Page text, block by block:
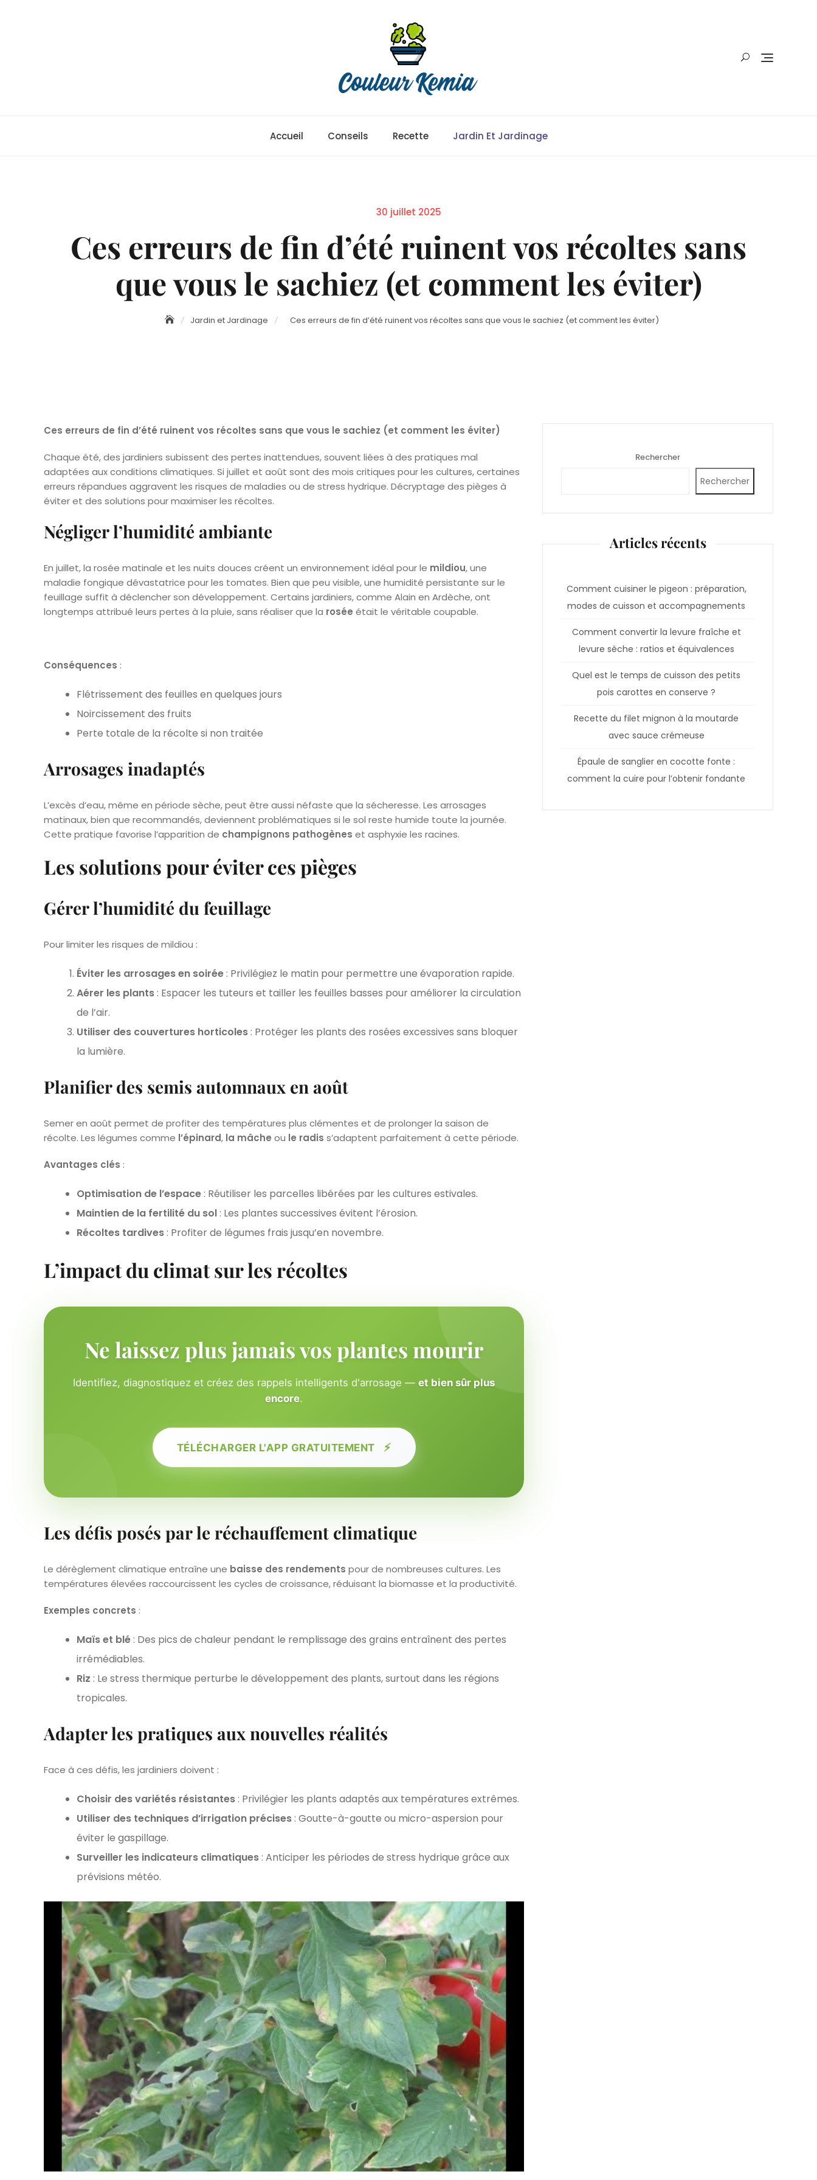
Accueil Conseils Recette Jardin Et Jardinage
Posted
30 juillet 2025
Ces erreurs de fin d’été ruinent vos récoltes sans
que vous le sachiez (et comment les éviter)
Jardin et Jardinage Ces erreurs de fin d’été ruinent vos récoltes sans que vous le sachiez (et comment les éviter)
Ces erreurs de fin d’été ruinent vos récoltes sans que vous le sachiez (et comment les éviter)
Chaque été, des jardiniers subissent des pertes inattendues, souvent liées à des pratiques mal
adaptées aux conditions climatiques. Si juillet et août sont des mois critiques pour les cultures, certaines
erreurs répandues aggravent les risques de maladies ou de stress hydrique. Décryptage des pièges à
éviter et des solutions pour maximiser les récoltes.
Négliger l’humidité ambiante
En juillet, la rosée matinale et les nuits douces créent un environnement idéal pour le mildiou, une
maladie fongique dévastatrice pour les tomates. Bien que peu visible, une humidité persistante sur le
feuillage suffit à déclencher son développement. Certains jardiniers, comme Alain en Ardèche, ont
longtemps attribué leurs pertes à la pluie, sans réaliser que la rosée était le véritable coupable.
Conséquences :
Flétrissement des feuilles en quelques jours
Noircissement des fruits
Perte totale de la récolte si non traitée
Arrosages inadaptés
L’excès d’eau, même en période sèche, peut être aussi néfaste que la sécheresse. Les arrosages
matinaux, bien que recommandés, deviennent problématiques si le sol reste humide toute la journée.
Cette pratique favorise l’apparition de champignons pathogènes et asphyxie les racines.
Les solutions pour éviter ces pièges
Gérer l’humidité du feuillage
Pour limiter les risques de mildiou :
Éviter les arrosages en soirée : Privilégiez le matin pour permettre une évaporation rapide.
Aérer les plants : Espacer les tuteurs et tailler les feuilles basses pour améliorer la circulation
de l’air.
Utiliser des couvertures horticoles : Protéger les plants des rosées excessives sans bloquer
la lumière.
Planifier des semis automnaux en août
Semer en août permet de profiter des températures plus clémentes et de prolonger la saison de
récolte. Les légumes comme l’épinard, la mâche ou le radis s’adaptent parfaitement à cette période.
Avantages clés :
Optimisation de l’espace : Réutiliser les parcelles libérées par les cultures estivales.
Maintien de la fertilité du sol : Les plantes successives évitent l’érosion.
Récoltes tardives : Profiter de légumes frais jusqu’en novembre.
L’impact du climat sur les récoltes
Ne laissez plus jamais vos plantes mourir
Identifiez, diagnostiquez et créez des rappels intelligents d'arrosage — et bien sûr plus
encore.
TÉLÉCHARGER L'APP GRATUITEMENT ⚡
Les défis posés par le réchauffement climatique
Le dérèglement climatique entraîne une baisse des rendements pour de nombreuses cultures. Les
températures élevées raccourcissent les cycles de croissance, réduisant la biomasse et la productivité.
Exemples concrets :
Maïs et blé : Des pics de chaleur pendant le remplissage des grains entraînent des pertes
irrémédiables.
Riz : Le stress thermique perturbe le développement des plants, surtout dans les régions
tropicales.
Adapter les pratiques aux nouvelles réalités
Face à ces défis, les jardiniers doivent :
Choisir des variétés résistantes : Privilégier les plants adaptés aux températures extrêmes.
Utiliser des techniques d’irrigation précises : Goutte-à-goutte ou micro-aspersion pour
éviter le gaspillage.
Surveiller les indicateurs climatiques : Anticiper les périodes de stress hydrique grâce aux
prévisions météo.
Rechercher
Rechercher
Articles récents
Comment cuisiner le pigeon : préparation,
modes de cuisson et accompagnements
Comment convertir la levure fraîche et
levure sèche : ratios et équivalences
Quel est le temps de cuisson des petits
pois carottes en conserve ?
Recette du filet mignon à la moutarde
avec sauce crémeuse
Épaule de sanglier en cocotte fonte :
comment la cuire pour l’obtenir fondante